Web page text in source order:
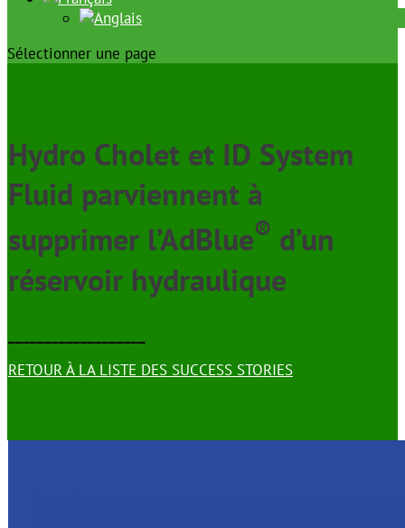
Sélectionner une page
Hydro Cholet et ID System
Fluid parviennent à
supprimer l’AdBlue® d’un
réservoir hydraulique
RETOUR À LA LISTE DES SUCCESS STORIES